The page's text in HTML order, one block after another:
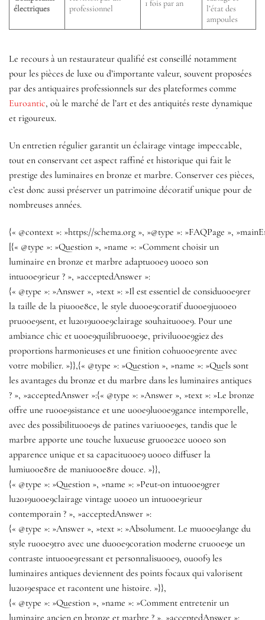
électriques
professionnel
1 fois par an
l’état des
ampoules
Le recours à un restaurateur qualifié est conseillé notamment
pour les pièces de luxe ou d’importante valeur, souvent proposées
par des antiquaires professionnels sur des plateformes comme
Euroantic, où le marché de l’art et des antiquités reste dynamique
et rigoureux.
Un entretien régulier garantit un éclairage vintage impeccable,
tout en conservant cet aspect raffiné et historique qui fait le
prestige des luminaires en bronze et marbre. Conserver ces pièces,
c’est donc aussi préserver un patrimoine décoratif unique pour de
nombreuses années.
{« @context »: »https://schema.org », »@type »: »FAQPage »,
[{« @type »: »Question », »name »: »Comment choisir un
luminaire en bronze et marbre adaptu00e9 u00e0 son
intu00e9rieur ? », »acceptedAnswer »:
{« @type »: »Answer », »text »: »Il est essentiel de considu00e9rer
la taille de la piu00e8ce, le style du00e9coratif du00e9ju00e0
pru00e9sent, et lu2019u00e9clairage souhaitu00e9. Pour une
ambiance chic et u00e9quilibru00e9e, privilu00e9giez des
proportions harmonieuses et une finition cohu00e9rente avec
votre mobilier. »}},{« @type »: »Question », »name »: »Quels sont
les avantages du bronze et du marbre dans les luminaires antiques
? », »acceptedAnswer »:{« @type »: »Answer », »text »: »Le bronze
offre une ru00e9sistance et une u00e9lu00e9gance intemporelle,
avec des possibilitu00e9s de patines variu00e9es, tandis que le
marbre apporte une touche luxueuse gru00e2ce u00e0 son
apparence unique et sa capacitu00e9 u00e0 diffuser la
lumiu00e8re de maniu00e8re douce. »}},
{« @type »: »Question », »name »: »Peut-on intu00e9grer
lu2019u00e9clairage vintage u00e0 un intu00e9rieur
contemporain ? », »acceptedAnswer »:
{« @type »: »Answer », »text »: »Absolument. Le mu00e9lange du
style ru00e9tro avec une du00e9coration moderne cru00e9e un
contraste intu00e9ressant et personnalisu00e9, ou00f9 les
luminaires antiques deviennent des points focaux qui valorisent
lu2019espace et racontent une histoire. »}},
{« @type »: »Question », »name »: »Comment entretenir un
luminaire ancien en bronze et marbre ? », »acceptedAnswer »: